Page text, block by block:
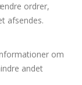
ordrer,
afsendes.
om
andet